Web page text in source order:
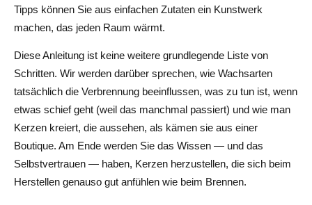
Mehrschichtige Kerzen
Marmorierte und verwirbelte Effekte
Häufig auftretende Kerzenprobleme schnell beheben:
Problembehandlung und Expertentipps
Dolinen
Tunnelbau
Tipps können Sie aus einfachen Zutaten ein Kunstwerk
machen, das jeden Raum wärmt.
Diese Anleitung ist keine weitere grundlegende Liste von
Schritten. Wir werden darüber sprechen, wie Wachsarten
tatsächlich die Verbrennung beeinflussen, was zu tun ist, wenn
etwas schief geht (weil das manchmal passiert) und wie man
Kerzen kreiert, die aussehen, als kämen sie aus einer
Boutique. Am Ende werden Sie das Wissen — und das
Selbstvertrauen — haben, Kerzen herzustellen, die sich beim
Herstellen genauso gut anfühlen wie beim Brennen.